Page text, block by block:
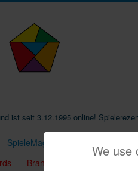
ist seit 3.12.1995 online!
SpieleMag
Branchen-/Wirtschaftsnews
We use